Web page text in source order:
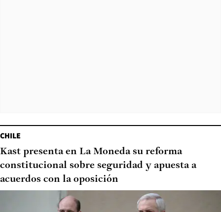
CHILE
Kast presenta en La Moneda su reforma
constitucional sobre seguridad y apuesta a
acuerdos con la oposición